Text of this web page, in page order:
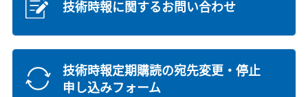
技術時報に関するお問い合わせ
技術時報定期購読の宛先変更・停止
申し込みフォーム